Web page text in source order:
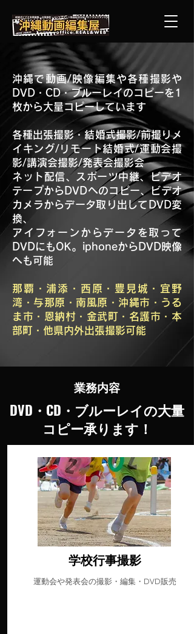
沖縄で動画/映像編集や各種撮影や
DVD・CD・ブルーレイのコピーを1
枚から大量コピーしています
各種出張撮影・結婚式撮影/前撮りメ
イキング/リモート結婚式/運動会撮
影/講演会撮影/発表会撮影会
ネット配信、スポーツ中継、ビデオ
テープからDVDへのコピー、ビデオ
カメラからデータ取り出してDVD変
換、
アイフォーンからデータを取って
DVDにもOK。iphoneからDVD映像
へも可能
那覇・浦添・西原・豊見城・宜野
湾・与那原・南風原・沖縄市・うる
ま市・恩納村・金武町・名護市・本
部町・他県内外出張撮影可能
業務内容
DVD・CD・ブルーレイの大量
コピー承ります！
学校行事撮影
運動会や発表会の撮影・編集・DVD販売